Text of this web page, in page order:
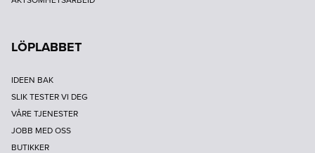
LÖPLABBET
IDEEN BAK
SLIK TESTER VI DEG
VÅRE TJENESTER
JOBB MED OSS
BUTIKKER